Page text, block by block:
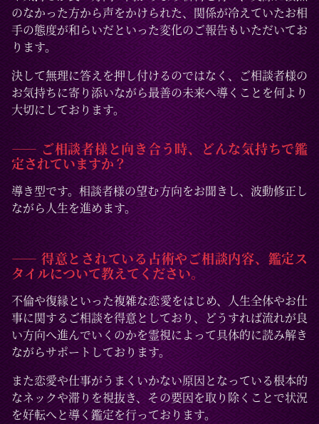
のなかった方から声をかけられた、関係が冷えていたお相
手の態度が和らいだといった変化のご報告もいただいてお
ります。
決して無理に答えを押し付けるのではなく、ご相談者様の
お気持ちに寄り添いながら最善の未来へ導くことを何より
大切にしております。
―― ご相談者様と向き合う時、どんな気持ちで鑑
定されていますか？
導き型です。相談者様の望む方向をお聞きし、波動修正し
ながら人生を進めます。
―― 得意とされている占術やご相談内容、鑑定ス
タイルについて教えてください。
不倫や復縁といった複雑な恋愛をはじめ、人生全体やお仕
事に関するご相談を得意としており、どうすれば流れが良
い方向へ進んでいくのかを霊視によって具体的に読み解き
ながらサポートしております。
また恋愛や仕事がうまくいかない原因となっている根本的
なネックや滞りを視抜き、その要因を取り除くことで状況
を好転へと導く鑑定を行っております。